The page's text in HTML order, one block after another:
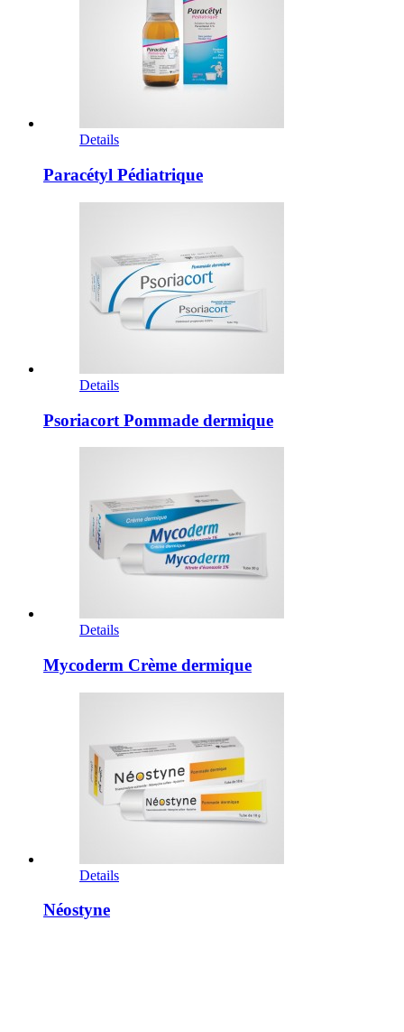
Details
Paracétyl Pédiatrique
Details
Psoriacort Pommade dermique
Details
Mycoderm Crème dermique
Details
Néostyne